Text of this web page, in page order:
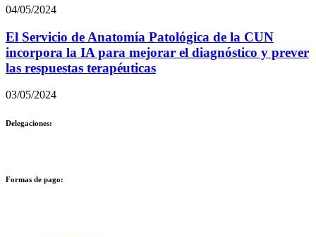
04/05/2024
El Servicio de Anatomía Patológica de la CUN
incorpora la IA para mejorar el diagnóstico y prever
las respuestas terapéuticas
03/05/2024
Delegaciones:
Formas de pago: